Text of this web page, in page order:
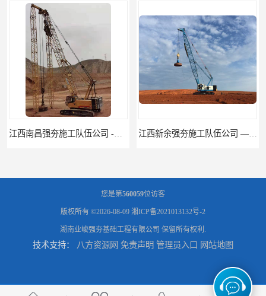
湖南强夯施工公司
湖南怀化强夯施工队伍公司厂房地基强夯施工 湖南常德强夯施工队伍公司厂房地基强夯施工
您是第560059位访客
版权所有 ©2026-08-09 湘ICP备2021013132号-2
湖南业峻强夯基础工程有限公司 保留所有权利.
技术支持： 八方资源网 免责声明 管理员入口 网站地图